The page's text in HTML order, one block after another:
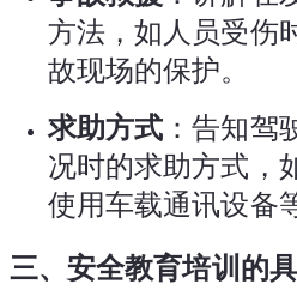
方法，如人员受伤
故现场的保护。
求助方式 ：告知驾
况时的求助方式，
使用车载通讯设备
三、安全教育培训的